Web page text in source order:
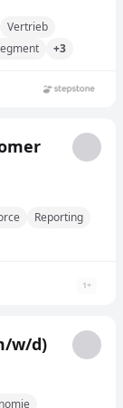
Vertrieb
+3
Reporting
1+
w/d)